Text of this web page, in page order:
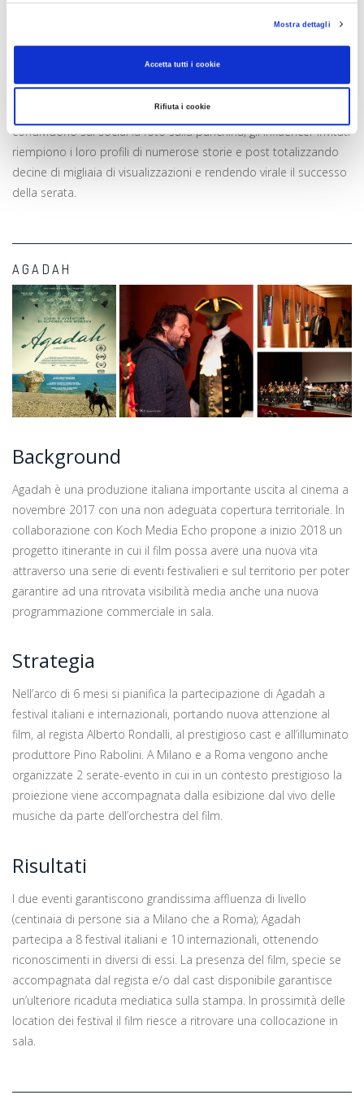
Mostra dettagli
Accetta tutti i cookie
Rifiuta i cookie
sorpresa!
I posti destinati a Hotcorn.com vanno esauriti in pochissimo
tempo; centinaia di persone partecipano all’evento e
condividono sui social la foto sulla panchina; gli influencer invitati
riempiono i loro profili di numerose storie e post totalizzando
decine di migliaia di visualizzazioni e rendendo virale il successo
della serata.
AGADAH
Background
Agadah è una produzione italiana importante uscita al cinema a
novembre 2017 con una non adeguata copertura territoriale. In
collaborazione con Koch Media Echo propone a inizio 2018 un
progetto itinerante in cui il film possa avere una nuova vita
attraverso una serie di eventi festivalieri e sul territorio per poter
garantire ad una ritrovata visibilità media anche una nuova
programmazione commerciale in sala.
Strategia
Nell’arco di 6 mesi si pianifica la partecipazione di Agadah a
festival italiani e internazionali, portando nuova attenzione al
film, al regista Alberto Rondalli, al prestigioso cast e all’illuminato
produttore Pino Rabolini. A Milano e a Roma vengono anche
organizzate 2 serate-evento in cui in un contesto prestigioso la
proiezione viene accompagnata dalla esibizione dal vivo delle
musiche da parte dell’orchestra del film.
Risultati
I due eventi garantiscono grandissima affluenza di livello
(centinaia di persone sia a Milano che a Roma); Agadah
partecipa a 8 festival italiani e 10 internazionali, ottenendo
riconoscimenti in diversi di essi. La presenza del film, specie se
accompagnata dal regista e/o dal cast disponibile garantisce
un’ulteriore ricaduta mediatica sulla stampa. In prossimità delle
location dei festival il film riesce a ritrovare una collocazione in
sala.